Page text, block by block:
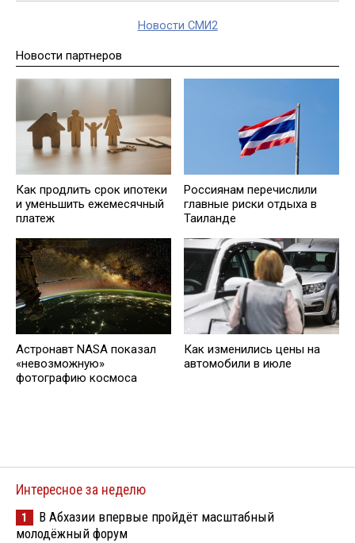
Новости СМИ2
Новости партнеров
Как продлить срок ипотеки
и уменьшить ежемесячный
платеж
Россиянам перечислили
главные риски отдыха в
Таиланде
Астронавт NASA показал
«невозможную»
фотографию космоса
Как изменились цены на
автомобили в июле
Интересное за неделю
1
В Абхазии впервые пройдёт масштабный
молодёжный форум